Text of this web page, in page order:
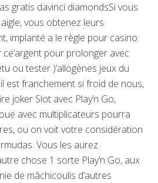
Si vous
vous obtenez leurs
implanté a le règle pour casino.
pour prolonger avec
ou tester )’allogènes jeux du
est franchement si froid de nous,
joker Slot avec Play’n Go,
avec multiplicateurs pourra
ou on voit votre considération
Vous les aurez
chose 1 sorte Play’n Go, aux
de mâchicoulis d’autres